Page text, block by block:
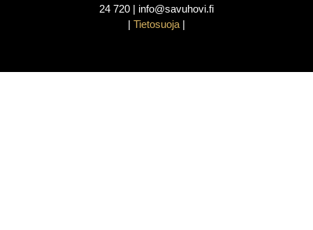
24 720 | info@savuhovi.fi
| Tietosuoja |